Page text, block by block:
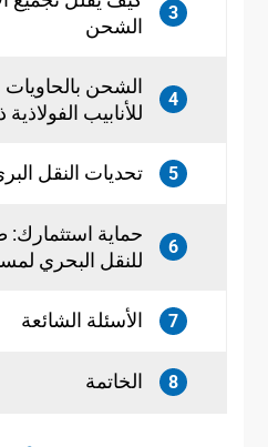
3
الشحن
4
الشحن
للأنابيب
5 تحديات النقل
6
حماية استثمارك:
للنقل البحري
7 الأسئلة الشائعة
8 الخاتمة